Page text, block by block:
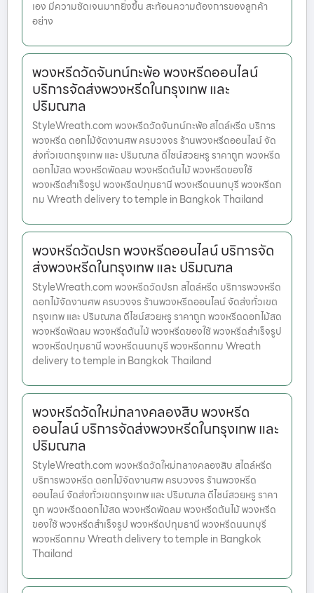
เอง มีความชัดเจนมากยิ่งขึ้น สะท้อนความต้องการของลูกค้า
อย่าง
พวงหรีดวัดจันทน์กะพ้อ พวงหรีดออนไลน์
บริการจัดส่งพวงหรีดในกรุงเทพ และ
ปริมณฑล
StyleWreath.com พวงหรีดวัดจันทน์กะพ้อ สไตล์หรีด บริการ
พวงหรีด ดอกไม้จัดงานศพ ครบวงจร ร้านพวงหรีดออนไลน์ จัด
ส่งทั่วเขตกรุงเทพ และ ปริมณฑล ดีไซน์สวยหรู ราคาถูก พวงหรีด
ดอกไม้สด พวงหรีดพัดลม พวงหรีดต้นไม้ พวงหรีดของใช้
พวงหรีดสำเร็จรูป พวงหรีดปทุมธานี พวงหรีดนนทบุรี พวงหรีดก
ทม Wreath delivery to temple in Bangkok Thailand
พวงหรีดวัดปรก พวงหรีดออนไลน์ บริการจัด
ส่งพวงหรีดในกรุงเทพ และ ปริมณฑล
StyleWreath.com พวงหรีดวัดปรก สไตล์หรีด บริการพวงหรีด
ดอกไม้จัดงานศพ ครบวงจร ร้านพวงหรีดออนไลน์ จัดส่งทั่วเขต
กรุงเทพ และ ปริมณฑล ดีไซน์สวยหรู ราคาถูก พวงหรีดดอกไม้สด
พวงหรีดพัดลม พวงหรีดต้นไม้ พวงหรีดของใช้ พวงหรีดสำเร็จรูป
พวงหรีดปทุมธานี พวงหรีดนนทบุรี พวงหรีดกทม Wreath
delivery to temple in Bangkok Thailand
พวงหรีดวัดใหม่กลางคลองสิบ พวงหรีด
ออนไลน์ บริการจัดส่งพวงหรีดในกรุงเทพ และ
ปริมณฑล
StyleWreath.com พวงหรีดวัดใหม่กลางคลองสิบ สไตล์หรีด
บริการพวงหรีด ดอกไม้จัดงานศพ ครบวงจร ร้านพวงหรีด
ออนไลน์ จัดส่งทั่วเขตกรุงเทพ และ ปริมณฑล ดีไซน์สวยหรู ราคา
ถูก พวงหรีดดอกไม้สด พวงหรีดพัดลม พวงหรีดต้นไม้ พวงหรีด
ของใช้ พวงหรีดสำเร็จรูป พวงหรีดปทุมธานี พวงหรีดนนทบุรี
พวงหรีดกทม Wreath delivery to temple in Bangkok
Thailand